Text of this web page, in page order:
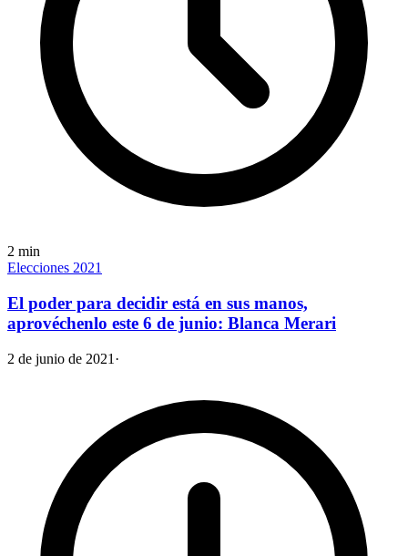
2 min
Elecciones 2021
El poder para decidir está en sus manos,
aprovéchenlo este 6 de junio: Blanca Merari
2 de junio de 2021 ·